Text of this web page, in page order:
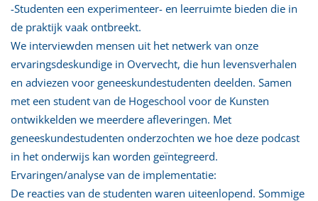
-Studenten een experimenteer- en leerruimte bieden die in
de praktijk vaak ontbreekt.
We interviewden mensen uit het netwerk van onze
ervaringsdeskundige in Overvecht, die hun levensverhalen
en adviezen voor geneeskundestudenten deelden. Samen
met een student van de Hogeschool voor de Kunsten
ontwikkelden we meerdere afleveringen. Met
geneeskundestudenten onderzochten we hoe deze podcast
in het onderwijs kan worden geïntegreerd.
Ervaringen/analyse van de implementatie:
De reacties van de studenten waren uiteenlopend. Sommige